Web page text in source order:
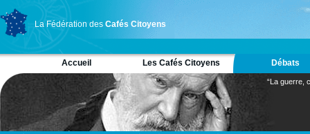
La Fédération des Cafés Citoyens
Accueil Les Cafés Citoyens Débats
“La guerre,